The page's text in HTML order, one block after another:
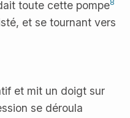
toute cette pompe8
et se tournant vers
et mit un doigt sur
se déroula